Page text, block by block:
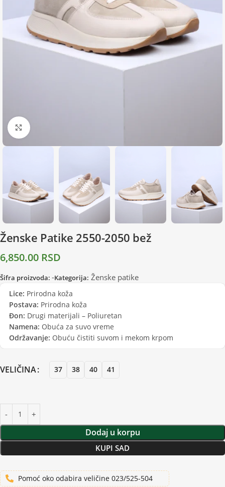
Zumiraj sliku
Ženske Patike 2550-2050 bež
6,850.00 RSD
Šifra proizvoda: -Kategorija: Ženske patike
Lice: Prirodna koža
Postava: Prirodna koža
Đon: Drugi materijali – Poliuretan
Namena: Obuća za suvo vreme
Održavanje: Obuću čistiti suvom i mekom krpom
VELIČINA 37 38 40 41
Dodaj u korpu
KUPI SAD
Pomoć oko odabira veličine 023/525-504